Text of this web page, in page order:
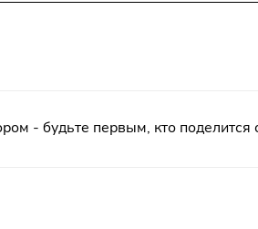
- будьте первым, кто